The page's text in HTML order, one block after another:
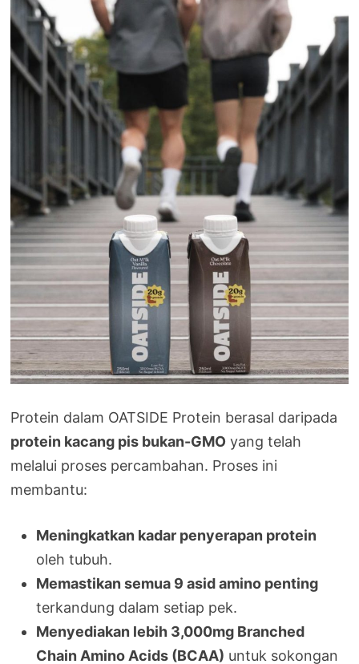
Protein dalam OATSIDE Protein berasal daripada
protein kacang pis bukan-GMO yang telah
melalui proses percambahan. Proses ini
membantu:
Meningkatkan kadar penyerapan protein
oleh tubuh.
Memastikan semua 9 asid amino penting
terkandung dalam setiap pek.
Menyediakan lebih 3,000mg Branched
Chain Amino Acids (BCAA) untuk sokongan